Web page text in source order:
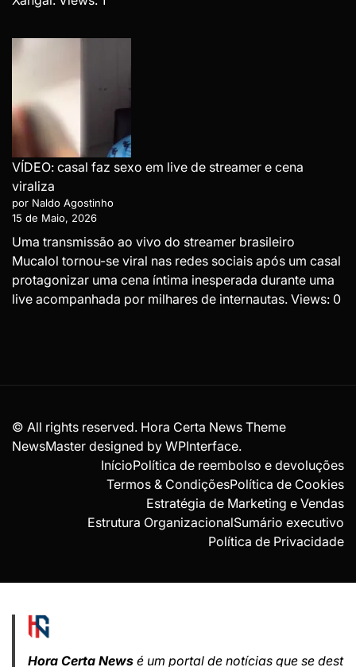
VÍDEO: casal faz sexo em live de streamer e cena
viraliza
por Naldo Agostinho
15 de Maio, 2026
Uma transmissão ao vivo do streamer brasileiro
Mucalol tornou-se viral nas redes sociais após um casal
protagonizar uma cena íntima inesperada durante uma
live acompanhada por milhares de internautas. Views: 0
© All rights reserved. Hora Certa News Theme
NewsMaster designed by WPInterface.
InícioPolítica de reembolso e devoluções
Termos & CondiçõesPolítica de Cookies
Estratégia de Marketing e Vendas
Estrutura OrganizacionalSumário executivo
Política de Privacidade
Hora Certa News é um portal de notícias que se dest